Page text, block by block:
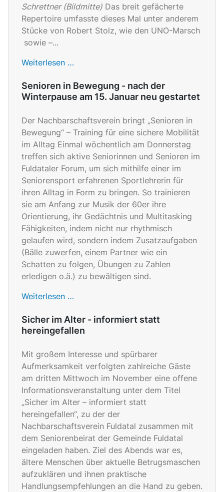
Schrettner (Bildmitte) Das breit gefächerte
Repertoire umfasste dieses Mal unter anderem
Stücke von Robert Stolz, wie den UNO-Marsch
sowie –...
Weiterlesen …
Senioren in Bewegung - nach der
Winterpause am 15. Januar neu gestartet
Der Nachbarschaftsverein bringt „Senioren in
Bewegung“ – Training für eine sichere Mobilität
im Alltag Einmal wöchentlich am Donnerstag
treffen sich aktive Seniorinnen und Senioren im
Fuldataler Forum, um sich mithilfe einer im
Seniorensport erfahrenen Sportlehrerin für
ihren Alltag in Form zu bringen. So trainieren
sie am Anfang zur Musik der 60er ihre
Orientierung, ihr Gedächtnis und Multitasking
Fähigkeiten, indem nicht nur rhythmisch
gelaufen wird, sondern indem Zusatzaufgaben
(Bälle zuwerfen, einem Partner wie ein
Schatten zu folgen, Übungen zu Zahlen
erledigen o.ä.) zu bewältigen sind.
Weiterlesen …
Sicher im Alter - informiert statt
hereingefallen
Mit großem Interesse und spürbarer
Aufmerksamkeit verfolgten zahlreiche Gäste
am dritten Mittwoch im November eine offene
Informationsveranstaltung unter dem Titel
„Sicher im Alter – informiert statt
hereingefallen“, zu der der
Nachbarschaftsverein Fuldatal zusammen mit
dem Seniorenbeirat der Gemeinde Fuldatal
eingeladen haben. Ziel des Abends war es,
ältere Menschen über aktuelle Betrugsmaschen
aufzuklären und ihnen praktische
Handlungsempfehlungen an die Hand zu geben.